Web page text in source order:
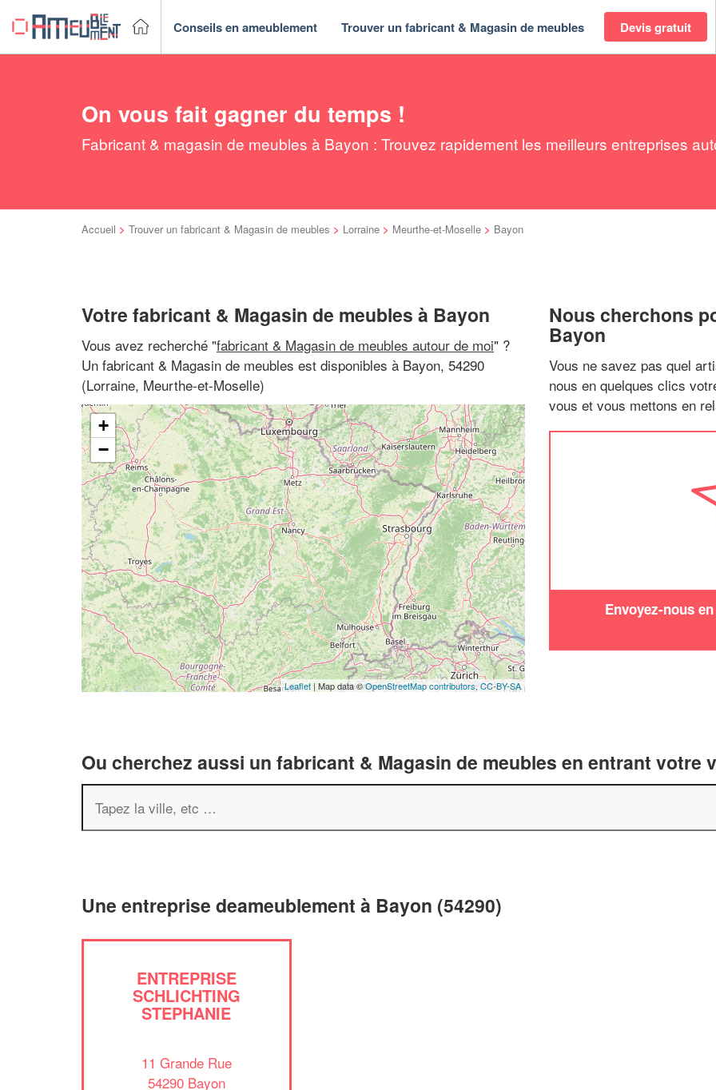
Conseils en ameublement Trouver un fabricant & Magasin de meubles Devis gratuit
On vous fait gagner du temps !
Fabricant & magasin de meubles à Bayon : Trouvez rapidement les meilleurs entreprises
Accueil > Trouver un fabricant & Magasin de meubles > Lorraine > Meurthe-et-Moselle > Bayon
Votre fabricant & Magasin de meubles à Bayon
Vous avez recherché "fabricant & Magasin de meubles autour de moi" ?
Un fabricant & Magasin de meubles est disponibles à Bayon, 54290
(Lorraine, Meurthe-et-Moselle)
+
−
Leaflet | Map data ©OpenStreetMap contributors,CC-BY-SA
Nous cherchons
Bayon
Vous ne savez pas quel
nous en quelques clics
vous et vous mettons en
Envoyez-nous
Ou cherchez aussi un fabricant & Magasin de meubles en entrant votre
Une entreprise deameublement à Bayon (54290)
ENTREPRISE
SCHLICHTING
STEPHANIE
11 Grande Rue
54290 Bayon